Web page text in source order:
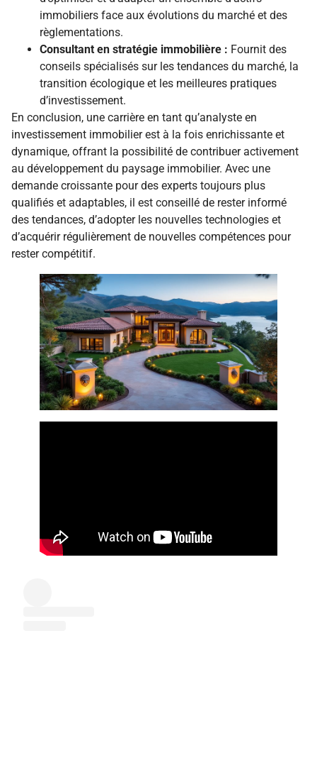
immobiliers face aux évolutions du marché et des
règlementations.
Consultant en stratégie immobilière : Fournit des
conseils spécialisés sur les tendances du marché, la
transition écologique et les meilleures pratiques
d’investissement.
En conclusion, une carrière en tant qu’analyste en
investissement immobilier est à la fois enrichissante et
dynamique, offrant la possibilité de contribuer activement
au développement du paysage immobilier. Avec une
demande croissante pour des experts toujours plus
qualifiés et adaptables, il est conseillé de rester informé
des tendances, d’adopter les nouvelles technologies et
d’acquérir régulièrement de nouvelles compétences pour
rester compétitif.